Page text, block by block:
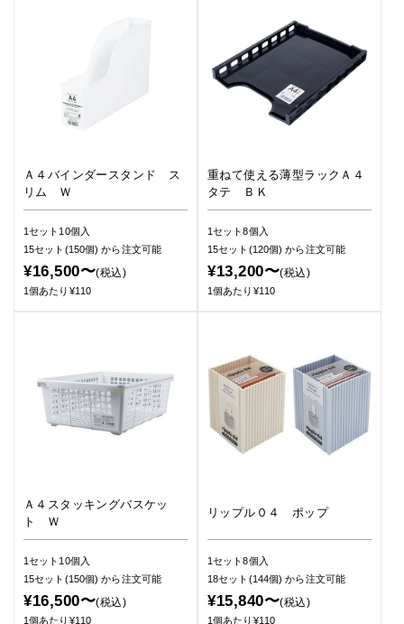
Ａ４バインダースタンド ス
リム Ｗ
1セット10個入
15セット(150個)から注文可能
¥16,500〜(税込)
1個あたり¥110
重ねて使える薄型ラックＡ４
タテ ＢＫ
1セット8個入
15セット(120個)から注文可能
¥13,200〜(税込)
1個あたり¥110
Ａ４スタッキングバスケッ
ト Ｗ
1セット10個入
15セット(150個)から注文可能
¥16,500〜(税込)
1個あたり¥110
リップル０４ ポップ
1セット8個入
18セット(144個)から注文可能
¥15,840〜(税込)
1個あたり¥110